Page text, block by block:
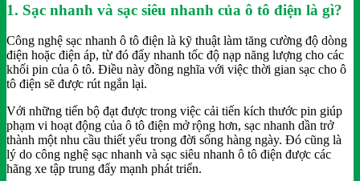
1. Sạc nhanh và sạc siêu nhanh của ô tô điện là gì?
Công nghệ sạc nhanh ô tô điện là kỹ thuật làm tăng cường độ dòng
điện hoặc điện áp, từ đó đẩy nhanh tốc độ nạp năng lượng cho các
khối pin của ô tô. Điều này đồng nghĩa với việc thời gian sạc cho ô
tô điện sẽ được rút ngắn lại.
Với những tiến bộ đạt được trong việc cải tiến kích thước pin giúp
phạm vi hoạt động của ô tô điện mở rộng hơn, sạc nhanh dần trở
thành một nhu cầu thiết yếu trong đời sống hàng ngày. Đó cũng là
lý do công nghệ sạc nhanh và sạc siêu nhanh ô tô điện được các
hãng xe tập trung đẩy mạnh phát triển.